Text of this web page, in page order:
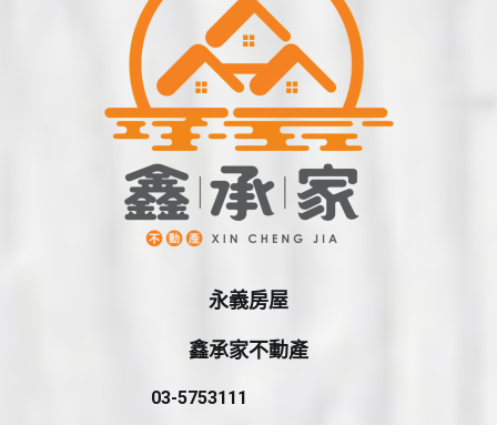
永義房屋
鑫承家不動產
03-5753111